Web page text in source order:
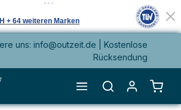
uns: info@outzeit.de | Kostenlose
Rücksendung